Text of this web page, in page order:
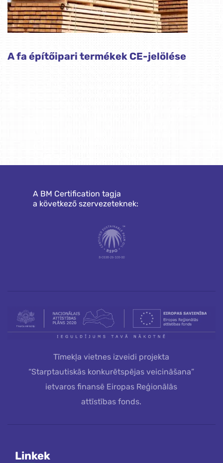
A fa építőipari termékek CE-jelölése
A BM Certification tagja
a következő szervezeteknek:
Tīmekļa vietnes izveidi projekta
“Starptautiskās konkurētspējas veicināšana”
ietvaros finansē Eiropas Reģionālās
attīstības fonds.
Linkek